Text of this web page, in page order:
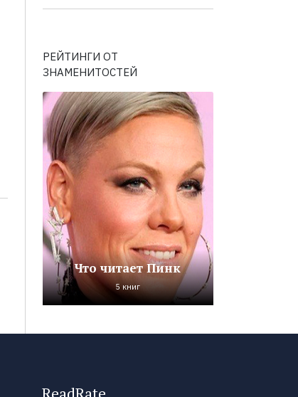
РЕЙТИНГИ ОТ
ЗНАМЕНИТОСТЕЙ
Что читает Пинк
5 книг